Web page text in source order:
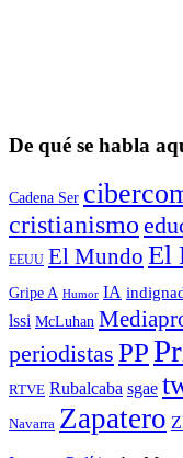
De qué se habla
Cadena Ser
cristianismo
EEUU El Mundo El
Gripe A Humor IA
lssi McLuhan
periodistas PP
RTVE Rubalcaba sgae
Navarra Zapatero